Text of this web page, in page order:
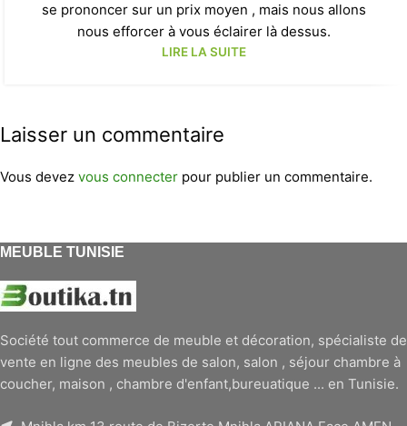
se prononcer sur un prix moyen , mais nous allons
nous efforcer à vous éclairer là dessus.
LIRE LA SUITE
Laisser un commentaire
Vous devez vous connecter pour publier un commentaire.
MEUBLE TUNISIE
Société tout commerce de meuble et décoration, spécialiste de
vente en ligne des meubles de salon, salon , séjour chambre à
coucher, maison , chambre d'enfant,bureuatique ... en Tunisie.